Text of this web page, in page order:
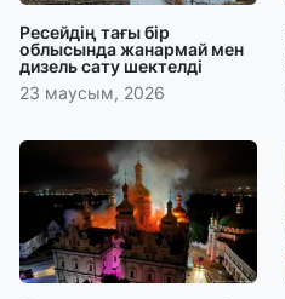
Ресейдің тағы бір
облысында жанармай мен
дизель сату шектелді
23 маусым, 2026